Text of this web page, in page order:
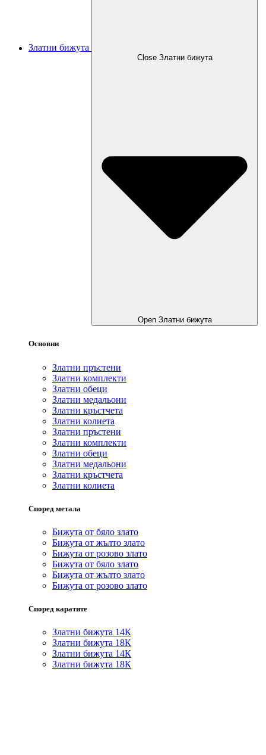
Златни бижута
Close Златни бижута
Open Златни бижута
Основни
Златни пръстени
Златни комплекти
Златни обеци
Златни медальони
Златни кръстчета
Златни колиета
Златни пръстени
Златни комплекти
Златни обеци
Златни медальони
Златни кръстчета
Златни колиета
Според метала
Бижута от бяло злато
Бижута от жълто злато
Бижута от розово злато
Бижута от бяло злато
Бижута от жълто злато
Бижута от розово злато
Според каратите
Златни бижута 14К
Златни бижута 18К
Златни бижута 14К
Златни бижута 18К